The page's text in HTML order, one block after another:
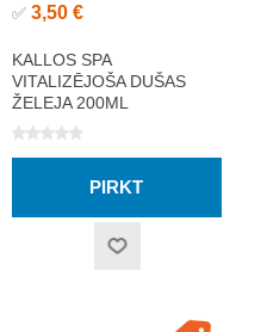
✅ 3,50 €
KALLOS SPA
VITALIZĒJOŠA DUŠAS
ŽELEJA 200ML